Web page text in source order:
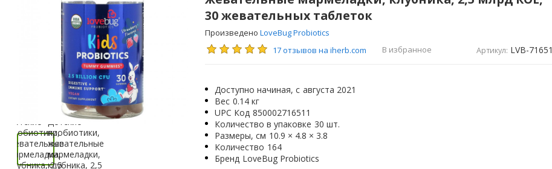
30 жевательных таблеток
ПроизведеноLoveBug Probiotics
17 отзывов на iherb.com
В избранное Артикул: LVB-71651
Доступно начиная, с августа 2021
Вес 0.14 кг
UPC Код 850002716511
Количество в упаковке 30 шт.
Размеры, см 10.9 × 4.8 × 3.8
Количество 164
Бренд LoveBug Probiotics